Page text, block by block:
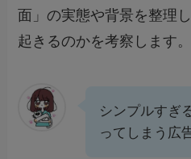
面」の実態や背景を整理
起きるのかを考察します。
シンプルすぎ
ってしまう広